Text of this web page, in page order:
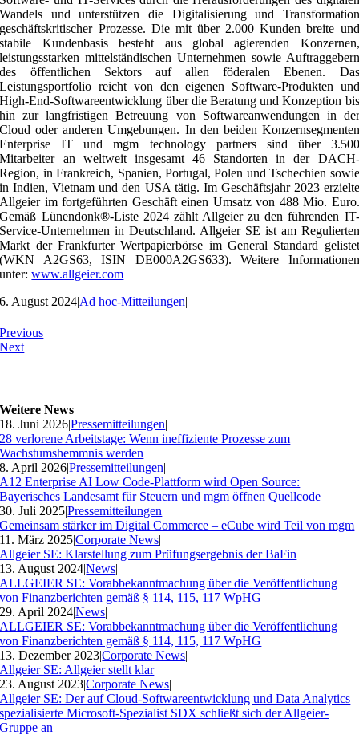
Wandels und unterstützen die Digitalisierung und Transformation
geschäftskritischer Prozesse. Die mit über 2.000 Kunden breite und
stabile Kundenbasis besteht aus global agierenden Konzernen,
leistungsstarken mittelständischen Unternehmen sowie Auftraggebern
des öffentlichen Sektors auf allen föderalen Ebenen. Das
Leistungsportfolio reicht von den eigenen Software-Produkten und
High-End-Softwareentwicklung über die Beratung und Konzeption bis
hin zur langfristigen Betreuung von Softwareanwendungen in der
Cloud oder anderen Umgebungen. In den beiden Konzernsegmenten
Enterprise IT und mgm technology partners sind über 3.500
Mitarbeiter an weltweit insgesamt 46 Standorten in der DACH-
Region, in Frankreich, Spanien, Portugal, Polen und Tschechien sowie
in Indien, Vietnam und den USA tätig. Im Geschäftsjahr 2023 erzielte
Allgeier im fortgeführten Geschäft einen Umsatz von 488 Mio. Euro.
Gemäß Lünendonk®-Liste 2024 zählt Allgeier zu den führenden IT-
Service-Unternehmen in Deutschland. Allgeier SE ist am Regulierten
Markt der Frankfurter Wertpapierbörse im General Standard gelistet
(WKN A2GS63, ISIN DE000A2GS633). Weitere Informationen
unter:www.allgeier.com
6. August 2024|Ad hoc-Mitteilungen|
Previous
Next
Weitere News
18. Juni 2026|Pressemitteilungen|
28 verlorene Arbeitstage: Wenn ineffiziente Prozesse zum
Wachstumshemmnis werden
8. April 2026|Pressemitteilungen|
A12 Enterprise AI Low Code-Plattform wird Open Source:
Bayerisches Landesamt für Steuern und mgm öffnen Quellcode
30. Juli 2025|Pressemitteilungen|
Gemeinsam stärker im Digital Commerce – eCube wird Teil von mgm
11. März 2025|Corporate News|
Allgeier SE: Klarstellung zum Prüfungsergebnis der BaFin
13. August 2024|News|
ALLGEIER SE: Vorabbekanntmachung über die Veröffentlichung
von Finanzberichten gemäß § 114, 115, 117 WpHG
29. April 2024|News|
ALLGEIER SE: Vorabbekanntmachung über die Veröffentlichung
von Finanzberichten gemäß § 114, 115, 117 WpHG
13. Dezember 2023|Corporate News|
Allgeier SE: Allgeier stellt klar
23. August 2023|Corporate News|
Allgeier SE: Der auf Cloud-Softwareentwicklung und Data Analytics
spezialisierte Microsoft-Spezialist SDX schließt sich der Allgeier-
Gruppe an